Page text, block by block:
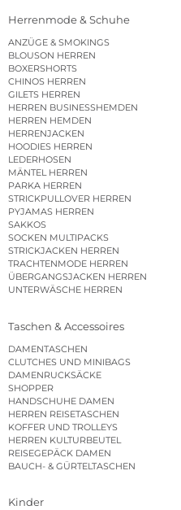
Herrenmode & Schuhe
ANZÜGE & SMOKINGS
BLOUSON HERREN
BOXERSHORTS
CHINOS HERREN
GILETS HERREN
HERREN BUSINESSHEMDEN
HERREN HEMDEN
HERRENJACKEN
HOODIES HERREN
LEDERHOSEN
MÄNTEL HERREN
PARKA HERREN
STRICKPULLOVER HERREN
PYJAMAS HERREN
SAKKOS
SOCKEN MULTIPACKS
STRICKJACKEN HERREN
TRACHTENMODE HERREN
ÜBERGANGSJACKEN HERREN
UNTERWÄSCHE HERREN
Taschen & Accessoires
DAMENTASCHEN
CLUTCHES UND MINIBAGS
DAMENRUCKSÄCKE
SHOPPER
HANDSCHUHE DAMEN
HERREN REISETASCHEN
KOFFER UND TROLLEYS
HERREN KULTURBEUTEL
REISEGEPÄCK DAMEN
BAUCH- & GÜRTELTASCHEN
Kinder